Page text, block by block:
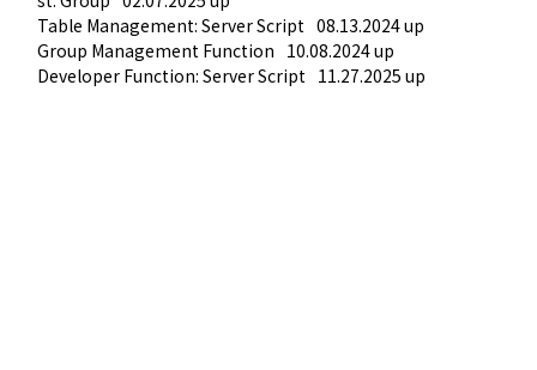
Table Management: Server Script 08.13.2024 up
Group Management Function 10.08.2024 up
Developer Function: Server Script 11.27.2025 up